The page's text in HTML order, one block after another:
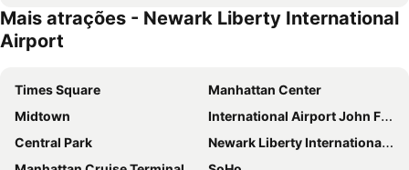
Hotel Riu Plaza New York Times Square
The Leo House
AMTD Idea Tribeca Hotel
ROW NYC
Pod 51
OYO Times Square
Americana Inn
Wyndham Garden Chinatown
Holiday Inn Express New York City Times Square By Ihg
Mais atrações - Newark Liberty International
Airport
Times Square
Manhattan Center
Midtown
International Airport John F. Kennedy
Central Park
Newark Liberty International Airport